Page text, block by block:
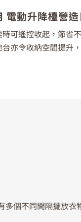
電動升降檯營
可遙控收起，節省
亦令收納空間提升
多個不同間隔擺放